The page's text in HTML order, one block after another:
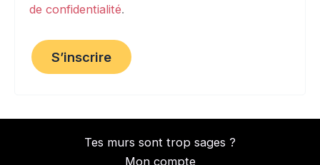
de confidentialité.
S’inscrire
Tes murs sont trop sages ?
Mon compte